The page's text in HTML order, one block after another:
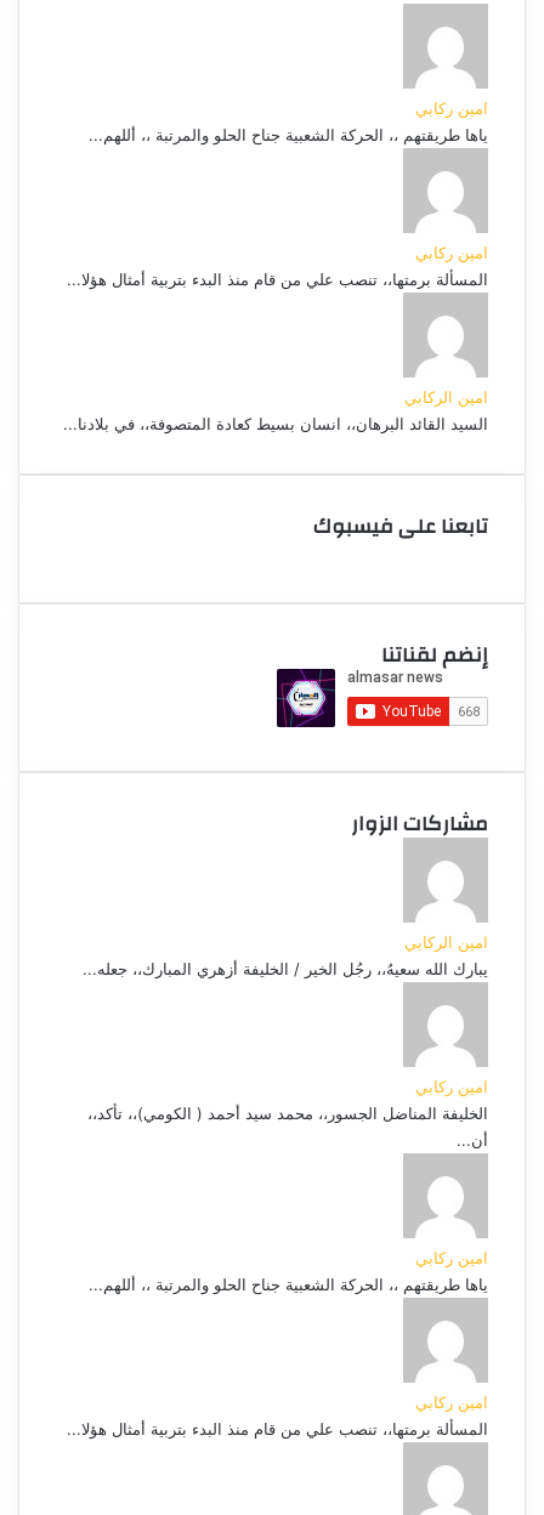
امين ركابي
ياها طريقتهم ،، الحركة الشعبية جناح الحلو والمرتبة ،، أللهم...
امين ركابي
المسألة برمتها،، تنصب علي من قام منذ البدء بتربية أمثال هؤلا...
امين الركابي
السيد القائد البرهان،، انسان بسيط كعادة المتصوفة،، في بلادنا...
تابعنا على فيسبوك
إنضم لقناتنا
مشاركات الزوار
امين الركابي
يبارك الله سعيهُ،، رجُل الخير / الخليفة أزهري المبارك،، جعله...
امين ركابي
الخليفة المناضل الجسور،، محمد سيد أحمد ( الكومي)،، تأكد،،
أن...
امين ركابي
ياها طريقتهم ،، الحركة الشعبية جناح الحلو والمرتبة ،، أللهم...
امين ركابي
المسألة برمتها،، تنصب علي من قام منذ البدء بتربية أمثال هؤلا...